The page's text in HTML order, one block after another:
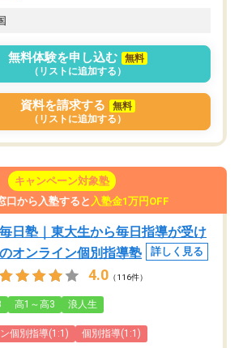
無料体験を申し込む
無料
（リストに追加する）
資料を請求する
無料
（リストに追加する）
キャンペーン対象塾
口から入塾すると 入塾金1万円OFF
日塾｜東大生から毎日指導が受け
オンライン個別指導塾
詳しく見る
4.0 （116件）
高1～高3 浪人生
個別指導(1:1) 個別指導(1:1)